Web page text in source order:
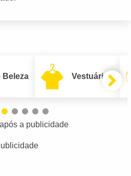
Beleza Vestuário
a publicidade